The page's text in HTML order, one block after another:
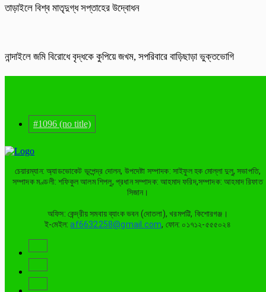
তাড়াইলে বিশ্ব মাতৃদুগ্ধ সপ্তাহের উদ্বোধন
নান্দাইলে জমি বিরোধে বৃদ্ধকে কুপিয়ে জখম, সপরিবারে বাড়িছাড়া ভুক্তভোগি
#1096 (no title)
চেয়ারম্যান: অ্যাডভোকেট ভূপেন্দ্র দোলন, উপদেষ্টা সম্পাদক: সাইফুল হক মোল্লা দুলু, সভাপতি,
সম্পাদক মণ্ডলী: শফিকুল আলম শিপলু, প্রধান সম্পাদক: আহমাদ ফরিদ,সম্পাদক: আহমাদ রিফাত
সিজান।
অফিস: কেন্দ্রীয় সমবায় ব্যাংক ভবন (দোতলা), খরমপট্টি, কিশোরগঞ্জ।
ই-মেইল:af6632258@gmail.com, ফোন: ০১৭১২-৫৫৫০২৪